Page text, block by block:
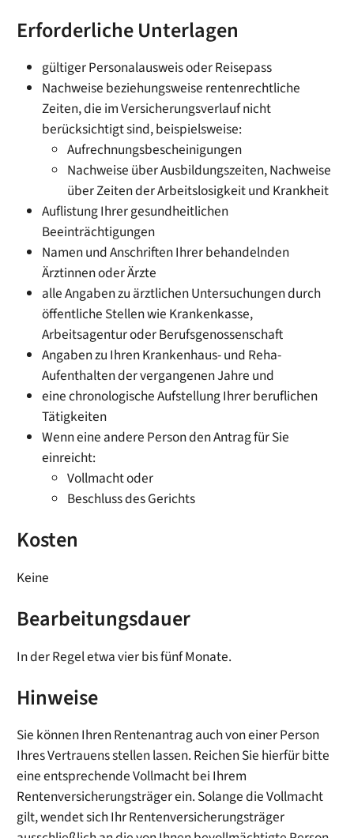
Erforderliche Unterlagen
gültiger Personalausweis oder Reisepass
Nachweise beziehungsweise rentenrechtliche
Zeiten, die im Versicherungsverlauf nicht
berücksichtigt sind, beispielsweise:
Aufrechnungsbescheinigungen
Nachweise über Ausbildungszeiten, Nachweise
über Zeiten der Arbeitslosigkeit und Krankheit
Auflistung Ihrer gesundheitlichen
Beeinträchtigungen
Namen und Anschriften Ihrer behandelnden
Ärztinnen oder Ärzte
alle Angaben zu ärztlichen Untersuchungen durch
öffentliche Stellen wie Krankenkasse,
Arbeitsagentur oder Berufsgenossenschaft
Angaben zu Ihren Krankenhaus- und Reha-
Aufenthalten der vergangenen Jahre und
eine chronologische Aufstellung Ihrer beruflichen
Tätigkeiten
Wenn eine andere Person den Antrag für Sie
einreicht:
Vollmacht oder
Beschluss des Gerichts
Kosten
Keine
Bearbeitungsdauer
In der Regel etwa vier bis fünf Monate.
Hinweise
Sie können Ihren Rentenantrag auch von einer Person
Ihres Vertrauens stellen lassen. Reichen Sie hierfür bitte
eine entsprechende Vollmacht bei Ihrem
Rentenversicherungsträger ein. Solange die Vollmacht
gilt, wendet sich Ihr Rentenversicherungsträger